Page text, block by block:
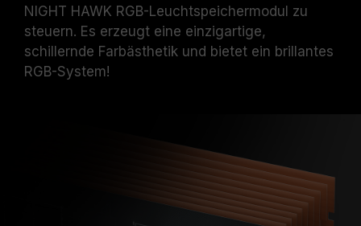
NIGHT HAWK RGB-Leuchtspeichermodul zu
steuern. Es erzeugt eine einzigartige,
schillernde Farbästhetik und bietet ein brillantes
RGB-System!